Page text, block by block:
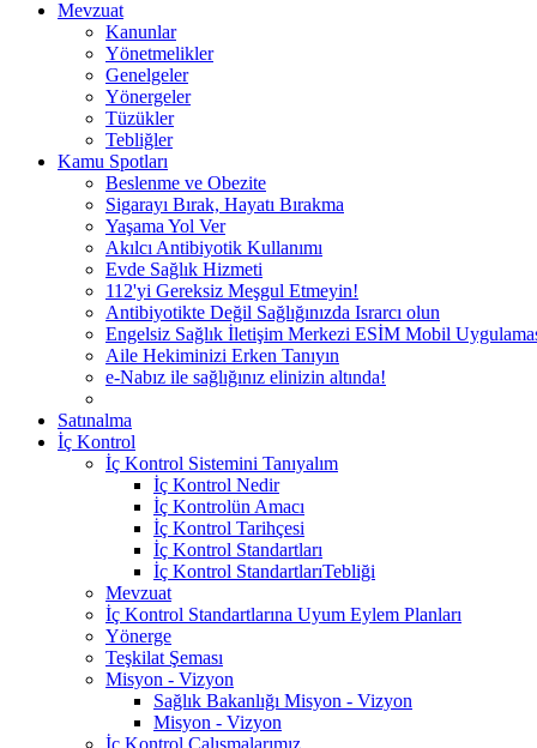
Mevzuat
Kanunlar
Yönetmelikler
Genelgeler
Yönergeler
Tüzükler
Tebliğler
Kamu Spotları
Beslenme ve Obezite
Sigarayı Bırak, Hayatı Bırakma
Yaşama Yol Ver
Akılcı Antibiyotik Kullanımı
Evde Sağlık Hizmeti
112'yi Gereksiz Meşgul Etmeyin!
Antibiyotikte Değil Sağlığınızda Israrcı olun
Engelsiz Sağlık İletişim Merkezi ESİM Mobil
Aile Hekiminizi Erken Tanıyın
e-Nabız ile sağlığınız elinizin altında!
Satınalma
İç Kontrol
İç Kontrol Sistemini Tanıyalım
İç Kontrol Nedir
İç Kontrolün Amacı
İç Kontrol Tarihçesi
İç Kontrol Standartları
İç Kontrol StandartlarıTebliği
Mevzuat
İç Kontrol Standartlarına Uyum Eylem Planları
Yönerge
Teşkilat Şeması
Misyon - Vizyon
Sağlık Bakanlığı Misyon - Vizyon
Misyon - Vizyon
İç Kontrol Çalışmalarımız